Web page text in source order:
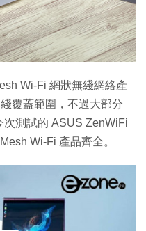
Wi-Fi 網狀無綫網絡產
覆蓋範圍，不過大部分
次測試的 ASUS ZenWiFi
Wi-Fi 產品齊全。